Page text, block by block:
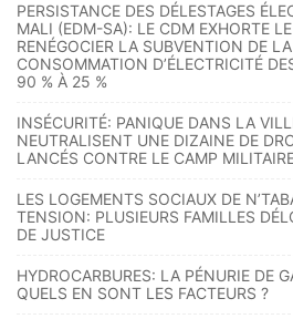
PERSISTANCE DES DÉLESTAGES
MALI (EDM-SA): LE CDM EXHORTE
RENÉGOCIER LA SUBVENTION DE
CONSOMMATION D’ÉLECTRICITÉ
90 % À 25 %
INSÉCURITÉ: PANIQUE DANS LA
NEUTRALISENT UNE DIZAINE DE
LANCÉS CONTRE LE CAMP
LES LOGEMENTS SOCIAUX DE
TENSION: PLUSIEURS FAMILLES
DE JUSTICE
HYDROCARBURES: LA PÉNURIE DE
QUELS EN SONT LES FACTEURS ?